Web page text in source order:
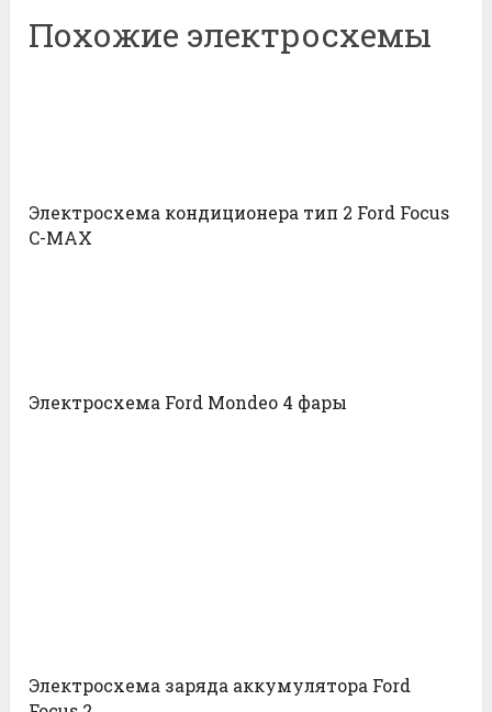
Похожие электросхемы
Электросхема кондиционера тип 2 Ford Focus
C-MAX
Электросхема Ford Mondeo 4 фары
Электросхема заряда аккумулятора Ford